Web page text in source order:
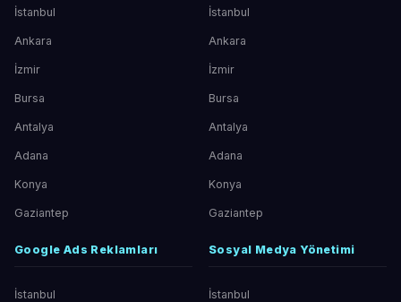
İstanbul
Ankara
İzmir
Bursa
Antalya
Adana
Konya
Gaziantep
İstanbul
Ankara
İzmir
Bursa
Antalya
Adana
Konya
Gaziantep
Google Ads Reklamları
İstanbul
Sosyal Medya Yönetimi
İstanbul